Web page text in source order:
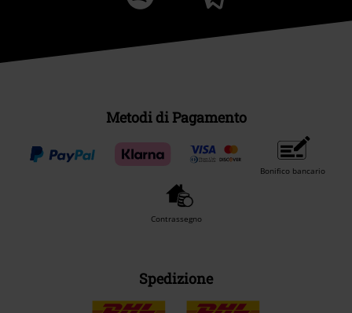
Metodi di Pagamento
Bonifico bancario
Contrassegno
Spedizione